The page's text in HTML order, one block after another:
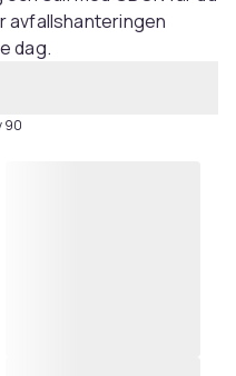
avfallshanteringen
dag.
90